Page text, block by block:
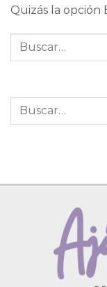
Quizás la opción